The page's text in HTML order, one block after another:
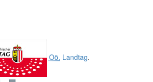
Oö. Landtag.